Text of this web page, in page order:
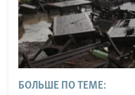
БОЛЬШЕ ПО ТЕМЕ: